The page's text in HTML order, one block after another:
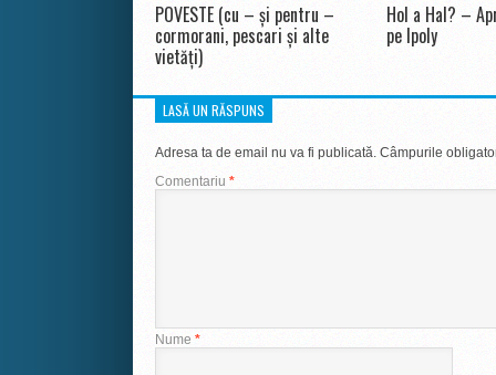
POVESTE (cu – și pentru –
cormorani, pescari și alte
vietăți)
Hol a Hal? –
pe Ipoly
LASĂ UN RĂSPUNS
Adresa ta de email nu va fi publicată. Câmpurile
Comentariu *
Nume *